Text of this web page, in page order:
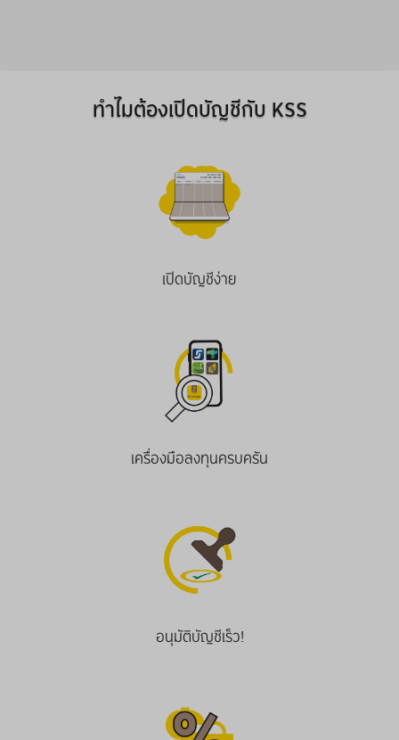
ทำไมต้องเปิดบัญชีกับ KSS
เปิดบัญชีง่าย
เครื่องมือลงทุนครบครัน
อนุมัติบัญชีเร็ว!